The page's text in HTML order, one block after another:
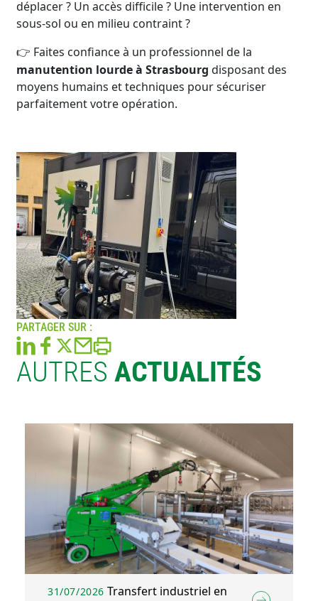
déplacer ? Un accès difficile ? Une intervention en
sous-sol ou en milieu contraint ?
👉 Faites confiance à un professionnel de la
manutention lourde à Strasbourg disposant des
moyens humains et techniques pour sécuriser
parfaitement votre opération.
PARTAGER SUR :
AUTRESACTUALITÉS
31/07/2026 Transfert industriel en